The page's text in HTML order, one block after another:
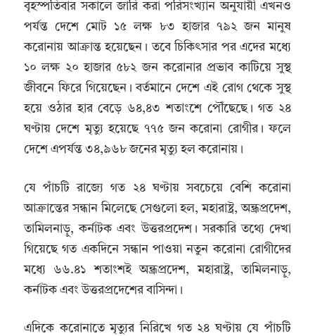
বৃহস্পতিবার সকালে জারি করা পরিসংখ্যান অনুযায়ী এখনও
পর্যন্ত দেশে মোট ১৫ লক্ষ ৮৩ হাজার ৭৯২ জন মানুষ
করোনায় আক্রান্ত হয়েছেন। তবে চিকিৎসার পর এদের মধ্যে
১০ লক্ষ ২০ হাজার ৫৮২ জন করোনার প্রভাব কাটিয়ে সুস্থ
জীবনে ফিরে গিয়েছেন। বর্তমানে দেশে এই রোগ থেকে সুস্থ
হয়ে ওঠার হার বেড়ে ৬৪,৪৩ শতাংশে পৌঁছেছে। গত ২৪
ঘণ্টায় দেশে মৃত্যু হয়েছে ৭৭৫ জন করোনা রোগীর। ফলে
দেশে এপর্যন্ত ৩৪,৯৬৮ জনের মৃত্যু হল করোনায়।
যে পাঁচটি রাজ্যে গত ২৪ ঘণ্টায় সবচেয়ে বেশি করোনা
আক্রান্তের সন্ধান মিলেছে সেগুলো হল, মহারাষ্ট্র, অন্ধ্রপ্রদেশ,
তামিলনাড়ু, কর্নাটক এবং উত্তরপ্রদেশ। সরকারি তথ্যে দেখা
গিয়েছে গত একদিনে সন্ধান পাওয়া নতুন করোনা রোগীদের
মধ্যে ৬৬.৪১ শতাংশই অন্ধ্রপ্রদেশ, মহারাষ্ট্র, তামিলনাড়ু,
কর্নাটক এবং উত্তরপ্রদেশের বাসিন্দা।
এদিকে করোনাতে মৃত্যুর নিরিখে গত ২৪ ঘণ্টায় যে পাঁচটি